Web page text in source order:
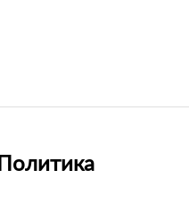
Политика